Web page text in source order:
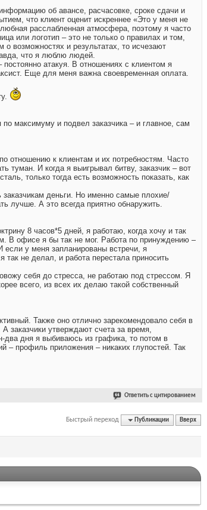
об авансе, расчасовке, сроке сдачи и
что клиент оценит искреннее «Это у меня не
расслабленная атмосфера, поэтому я часто
или логотип – это не только о правилах и том,
возможностях и результатах, то исчезают
что я люблю людей.
атакуя. В отношениях с клиентом я
Еще для меня важна своевременная оплата.
максимуму и подвел заказчика – и главное, сам
отношению к клиентам и их потребностям. Часто
туман. И когда я выигрывал битву, заказчик – вот
только тогда есть возможность показать, как
деньги. Но именно самые плохие/
лучше. А это всегда приятно обнаружить.
8 часов*5 дней, я работаю, когда хочу и так
В офисе я бы так не мог. Работа по принуждению –
если у меня запланированы встречи, я
не делал, и работа перестала приносить
себя до стресса, не работаю под стрессом. Я
всего, из всех их делаю такой собственный
Также оно отлично зарекомендовало себя в
заказчики утверждают счета за время,
два дня я выбиваюсь из графика, то потом в
– профиль приложения – никаких глупостей. Так
Ответить с цитированием
Быстрый переход Публикации Вверх